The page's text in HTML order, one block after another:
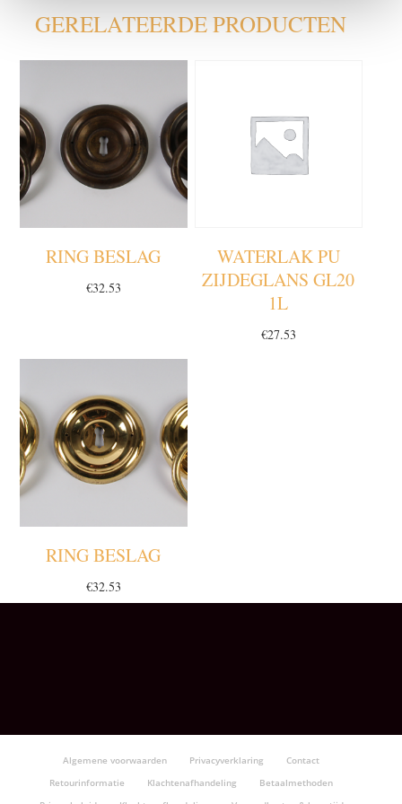
GERELATEERDE PRODUCTEN
RING BESLAG
€32.53
WATERLAK PU
ZIJDEGLANS GL20
1L
€27.53
RING BESLAG
€32.53
Algemene voorwaarden Privacyverklaring
Contact
Retourinformatie
Klachtenafhandeling
Betaalmethoden